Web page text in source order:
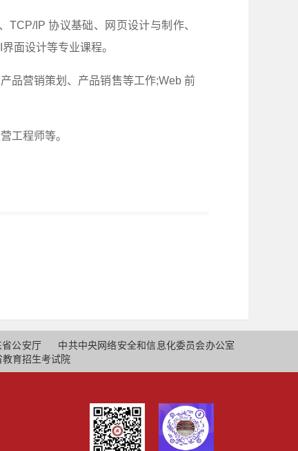
IP 协议基础、网页设计与制作、
面设计等专业课程。
品营销策划、产品销售等工作;Web 前
工程师等。
省公安厅
中共中央网络安全和信息化委员会办公室
教育招生考试院